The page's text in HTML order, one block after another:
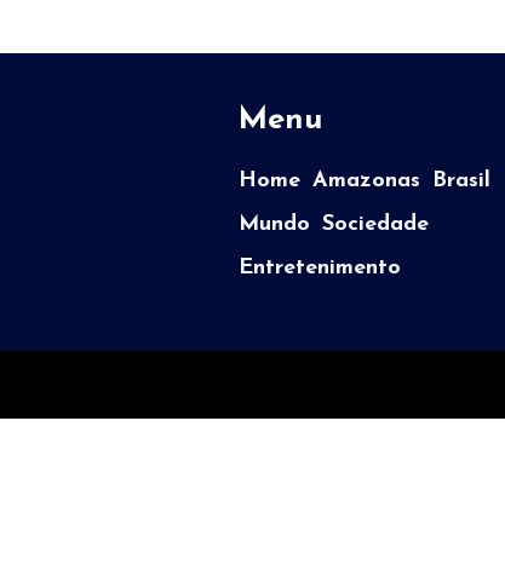
Menu
Home Amazonas
Brasil
Mundo Sociedade
Entretenimento